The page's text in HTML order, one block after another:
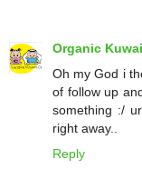
Organic
Oh my God i
of follow up
something :/
right away..
Reply